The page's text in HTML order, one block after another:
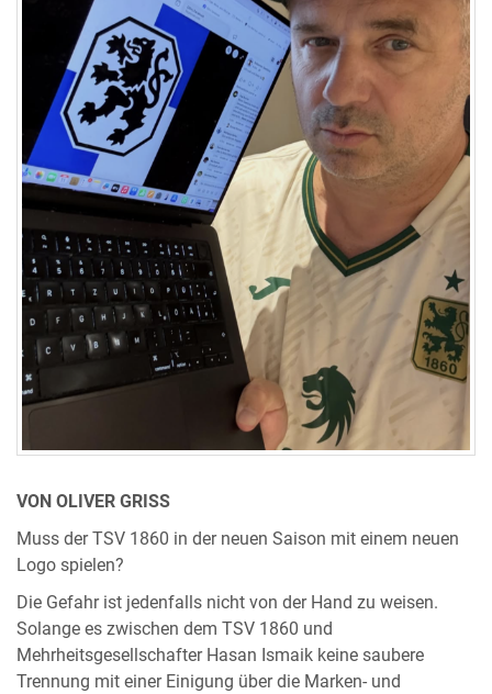
VON OLIVER GRISS
Muss der TSV 1860 in der neuen Saison mit einem neuen
Logo spielen?
Die Gefahr ist jedenfalls nicht von der Hand zu weisen.
Solange es zwischen dem TSV 1860 und
Mehrheitsgesellschafter Hasan Ismaik keine saubere
Trennung mit einer Einigung über die Marken- und